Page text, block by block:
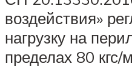
воздействия»
нагрузку на
пределах 80 кгс/